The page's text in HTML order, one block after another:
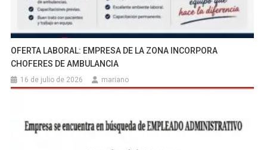
OFERTA LABORAL: EMPRESA DE LA ZONA INCORPORA
CHOFERES DE AMBULANCIA
16 de julio de 2026 mariano